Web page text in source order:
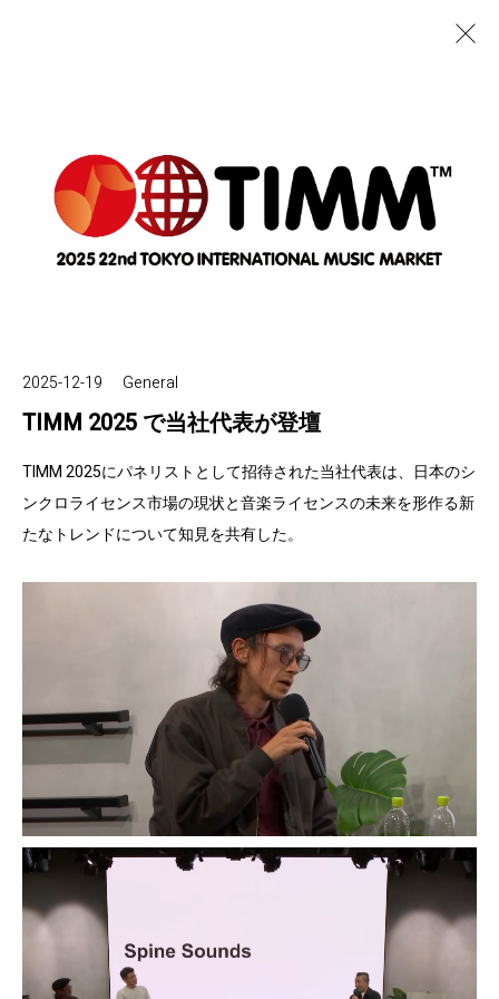
2025-12-19 General
TIMM 2025 で当社代表が登壇
TIMM 2025にパネリストとして招待された当社代表は、日本のシ
ンクロライセンス市場の現状と音楽ライセンスの未来を形作る新
たなトレンドについて知見を共有した。